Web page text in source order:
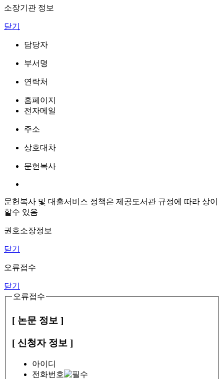
소장기관 정보
닫기
담당자
부서명
연락처
홈페이지
전자메일
주소
상호대차
문헌복사
문헌복사 및 대출서비스 정책은 제공도서관 규정에 따라 상이
할수 있음
권호소장정보
닫기
오류접수
닫기
오류접수
[ 논문 정보 ]
[ 신청자 정보 ]
아이디
전화번호